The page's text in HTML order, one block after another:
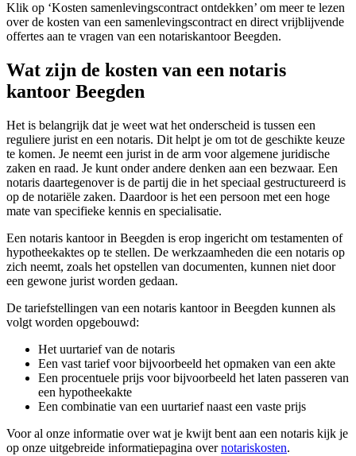
Klik op ‘Kosten samenlevingscontract ontdekken’ om meer te lezen
over de kosten van een samenlevingscontract en direct vrijblijvende
offertes aan te vragen van een notariskantoor Beegden.
Wat zijn de kosten van een notaris
kantoor Beegden
Het is belangrijk dat je weet wat het onderscheid is tussen een
reguliere jurist en een notaris. Dit helpt je om tot de geschikte keuze
te komen. Je neemt een jurist in de arm voor algemene juridische
zaken en raad. Je kunt onder andere denken aan een bezwaar. Een
notaris daartegenover is de partij die in het speciaal gestructureerd is
op de notariële zaken. Daardoor is het een persoon met een hoge
mate van specifieke kennis en specialisatie.
Een notaris kantoor in Beegden is erop ingericht om testamenten of
hypotheekaktes op te stellen. De werkzaamheden die een notaris op
zich neemt, zoals het opstellen van documenten, kunnen niet door
een gewone jurist worden gedaan.
De tariefstellingen van een notaris kantoor in Beegden kunnen als
volgt worden opgebouwd:
Het uurtarief van de notaris
Een vast tarief voor bijvoorbeeld het opmaken van een akte
Een procentuele prijs voor bijvoorbeeld het laten passeren van
een hypotheekakte
Een combinatie van een uurtarief naast een vaste prijs
Voor al onze informatie over wat je kwijt bent aan een notaris kijk je
op onze uitgebreide informatiepagina overnotariskosten.